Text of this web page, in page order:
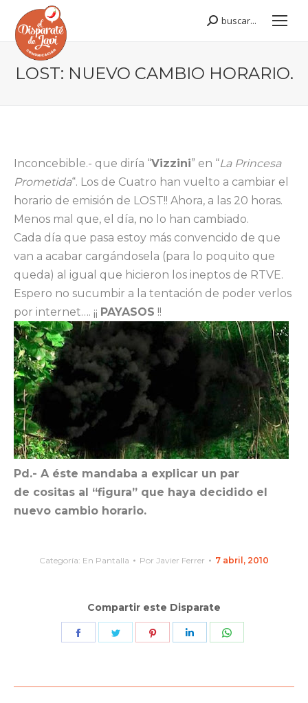
Buscar:
buscar...
LOST: NUEVO CAMBIO HORARIO.
Inconcebible.- que diría “Vizzini” en “La Princesa
Prometida“. Los de Cuatro han vuelto a cambiar el
horario de emisión de LOST!! Ahora, a las 20 horas.
Menos mal que, el día, no lo han cambiado.
Cada día que pasa estoy más convencido de que
van a acabar cargándosela (para lo poquito que
queda) al igual que hicieron los ineptos de RTVE.
Espero no sucumbir a la tentación de poder verlos
por internet…. ¡¡ PAYASOS !!
Pd.- A éste mandaba a explicar un par
de cositas al “figura” que haya decidido el
nuevo cambio horario.
Categoría: En Pantalla Por Javier Ferrer 7 abril, 2010
Compartir este Disparate
Share
Share
Share
Share